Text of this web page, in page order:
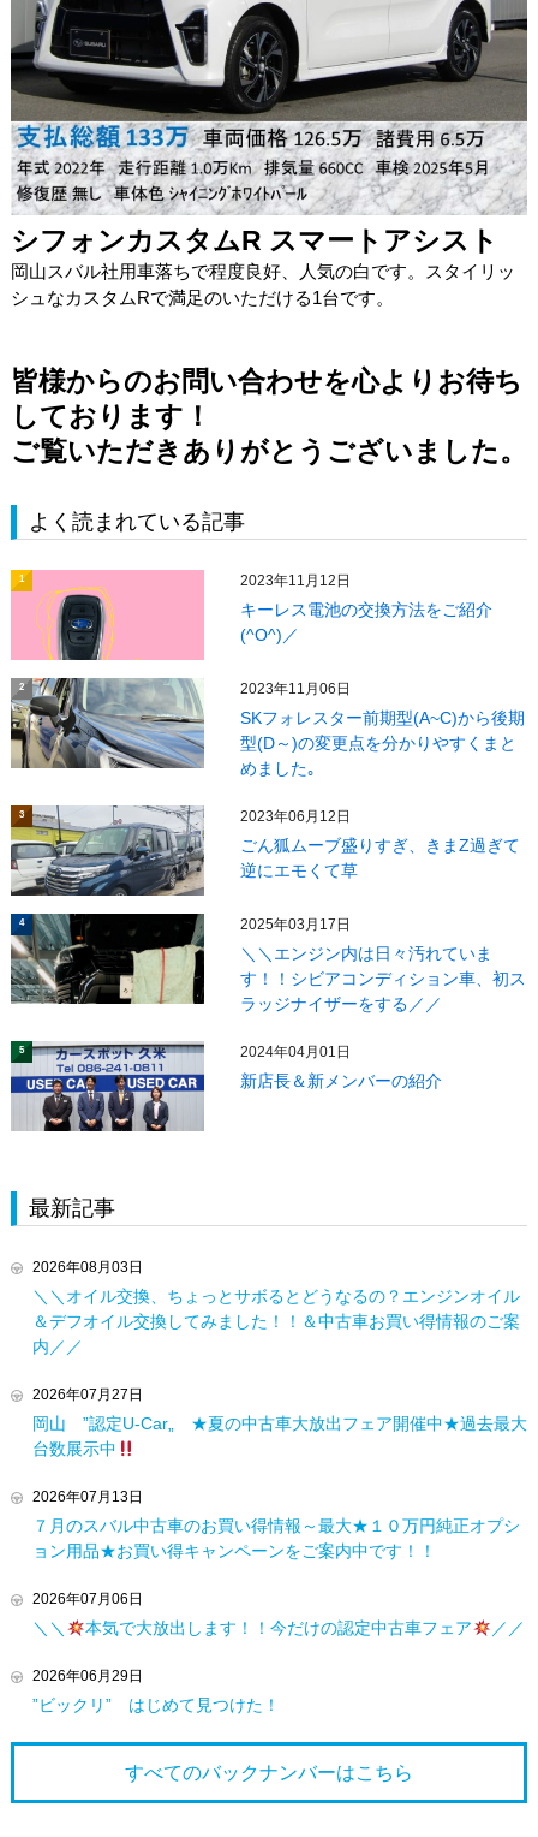
シフォンカスタムR スマートアシスト
岡山スバル社用車落ちで程度良好、人気の白です。スタイリッ
シュなカスタムRで満足のいただける1台です。
皆様からのお問い合わせを心よりお待ち
しております！
ご覧いただきありがとうございました。
よく読まれている記事
1 2023年11月12日
キーレス電池の交換方法をご紹介
(^O^)／
2 2023年11月06日
SKフォレスター前期型(A~C)から後期
型(D～)の変更点を分かりやすくまと
めました｡
3 2023年06月12日
ごん狐ムーブ盛りすぎ、きまZ過ぎて
逆にエモくて草
4 2025年03月17日
＼＼エンジン内は日々汚れていま
す！！シビアコンディション車、初ス
ラッジナイザーをする／／
5 2024年04月01日
新店長＆新メンバーの紹介
最新記事
2026年08月03日
＼＼オイル交換、ちょっとサボるとどうなるの？エンジンオイル
＆デフオイル交換してみました！！＆中古車お買い得情報のご案
内／／
2026年07月27日
岡山 ”認定U-Car„ ★夏の中古車大放出フェア開催中★過去最大
台数展示中
2026年07月13日
７月のスバル中古車のお買い得情報～最大★１０万円純正オプシ
ョン用品★お買い得キャンペーンをご案内中です！！
2026年07月06日
＼＼ 本気で大放出します！！今だけの認定中古車フェア ／／
2026年06月29日
”ビックリ” はじめて見つけた！
すべてのバックナンバーはこちら